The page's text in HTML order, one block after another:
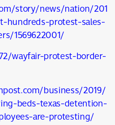
story/news/nation/201
protest-sales-
1569622001/
wayfair-protest-border-
business/2019/
beds-texas-detention-
are-protesting/